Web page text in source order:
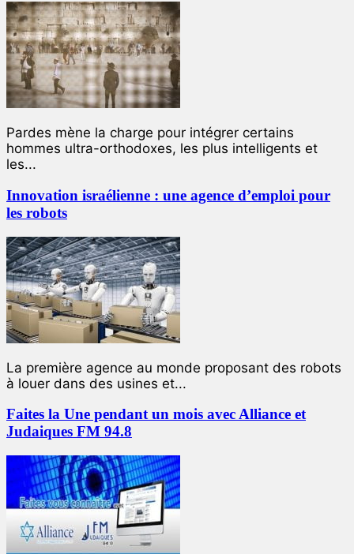
Pardes mène la charge pour intégrer certains
hommes ultra-orthodoxes, les plus intelligents et
les...
Innovation israélienne : une agence d’emploi pour
les robots
La première agence au monde proposant des robots
à louer dans des usines et...
Faites la Une pendant un mois avec Alliance et
Judaiques FM 94.8